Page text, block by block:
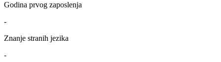
Godina prvog zaposlenja
-
Znanje stranih jezika
-